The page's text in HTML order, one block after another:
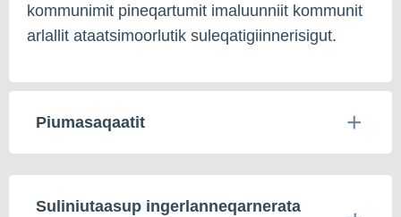
kommunimit pineqartumit imaluunniit kommunit
arlallit ataatsimoorlutik suleqatigiinnerisigut.
Piumasaqaatit
Suliniutaasup ingerlanneqarnerata